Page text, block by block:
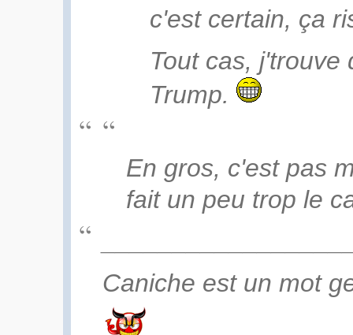
c'est certain, ça
Tout cas,
Trump.
En gros, c'est pas
fait un peu trop le
Caniche est un mot